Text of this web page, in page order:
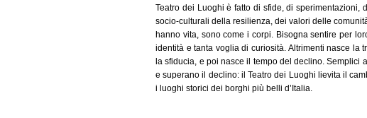
Teatro dei Luoghi è fatto di sfide, di sperimentazioni,
socio-culturali della resilienza, dei valori delle
hanno vita, sono come i corpi. Bisogna sentire per
identità e tanta voglia di curiosità. Altrimenti nasce la
la sfiducia, e poi nasce il tempo del declino. Semplici
e superano il declino: il Teatro dei Luoghi lievita il
i luoghi storici dei borghi più belli d’Italia.